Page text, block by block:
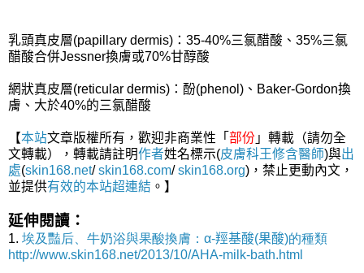
乳頭真皮層(papillary dermis)：35-40%三氯醋酸、35%三氯
醋酸合併Jessner換膚或70%甘醇酸
網狀真皮層(reticular dermis)：酚(phenol)、Baker-Gordon換
膚、大於40%的三氯醋酸
【本站文章版權所有，歡迎非商業性「 部份 」轉載（請勿全
文轉載），轉載請註明作者姓名標示(皮膚科王修含醫師)與出
處(skin168.net/skin168.com/skin168.org)，禁止更動內文，
並提供有效的本站超連結 。】
延伸閱讀：
1. 埃及豔后、牛奶浴與果酸換膚：α-羥基酸(果酸)的種類
http://www.skin168.net/2013/10/AHA-milk-bath.html